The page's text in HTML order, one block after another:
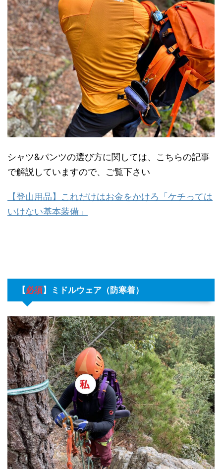
シャツ&パンツの選び方に関しては、こちらの記事
で解説していますので、ご覧下さい
【登山用品】これだけはお金をかけろ「ケチっては
いけない基本装備」
【必須】 ミドルウェア（防寒着）